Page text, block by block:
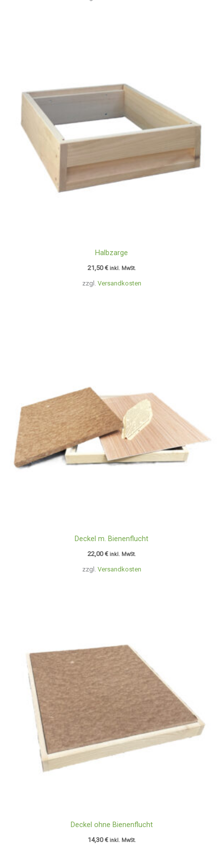
zzgl. Versandkosten
Halbzarge
21,50€ inkl. MwSt.
zzgl. Versandkosten
Deckel m. Bienenflucht
22,00€ inkl. MwSt.
Deckel ohne Bienenflucht
14,30€ inkl. MwSt.